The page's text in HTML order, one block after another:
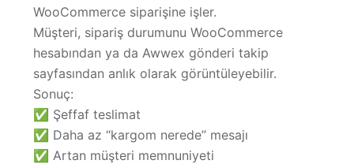
WooCommerce siparişine işler.
Müşteri, sipariş durumunu WooCommerce
hesabından ya da Awwex gönderi takip
sayfasından anlık olarak görüntüleyebilir.
Sonuç:
✅ Şeffaf teslimat
✅ Daha az “kargom nerede” mesajı
✅ Artan müşteri memnuniyeti